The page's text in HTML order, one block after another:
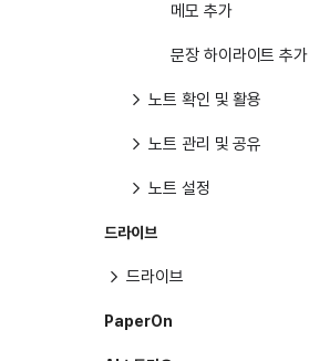
메모 추가
문장 하이라이트 추가
노트 확인 및 활용
노트 관리 및 공유
노트 설정
드라이브
드라이브
PaperOn